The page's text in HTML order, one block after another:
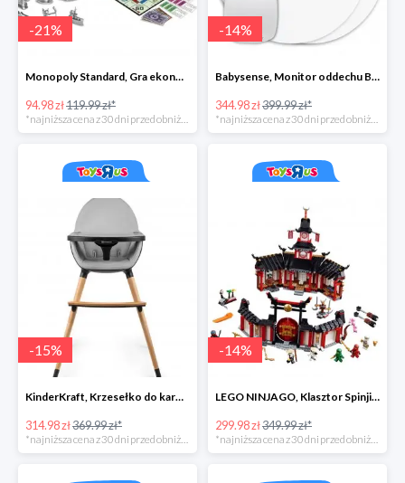
-21%
Monopoly Standard, Gra ekonomiczna 8+
94.98 zł119.99 zł*
-14%
Babysense, Monitor oddechu Babysense BS-7
344.98 zł399.99 zł*
-15%
KinderKraft, Krzesełko do karmienia FINI
314.98 zł369.99 zł*
*najniższa cena z 30 dni przed obniżką
-14%
LEGO NINJAGO, Klasztor Spinjitzu 70670
299.98 zł349.99 zł*
*najniższa cena z 30 dni przed obniżką